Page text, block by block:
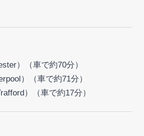
）（車で約70分）
）（車で約71分）
）（車で約17分）